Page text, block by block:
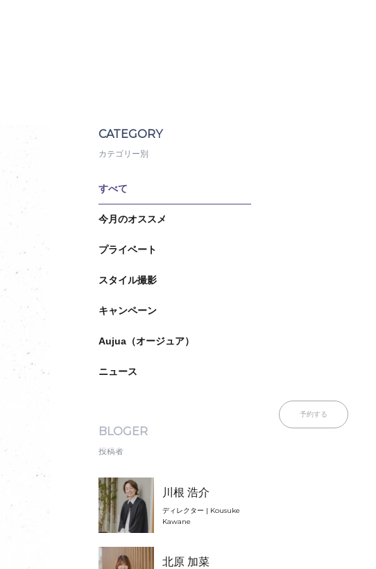
予約する
CATEGORY
カテゴリー別
すべて
今月のオススメ
プライベート
スタイル撮影
キャンペーン
Aujua（オージュア）
ニュース
BLOGER
投稿者
川根 浩介
ディレクター | Kousuke
Kawane
北原 加菜